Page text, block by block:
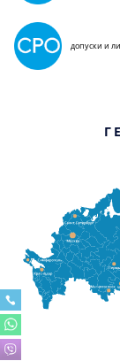
допуски и